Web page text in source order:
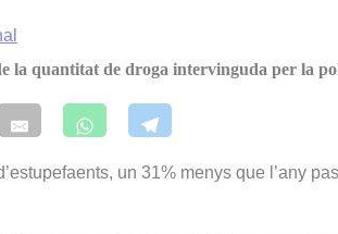
la quantitat de droga intervinguda per la
un 31% menys que l’any